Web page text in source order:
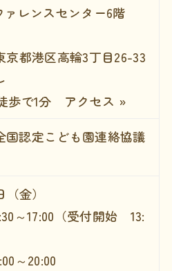
ァレンスセンター6階
都港区高輪3丁目26-33
歩で1分 アクセス »
国認定こども園連絡協議
金）
～17:00（受付開始 13:
～20:00